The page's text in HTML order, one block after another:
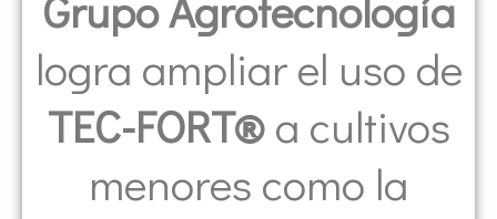
logra ampliar el uso de
TEC-FORT®a cultivos
menores como la